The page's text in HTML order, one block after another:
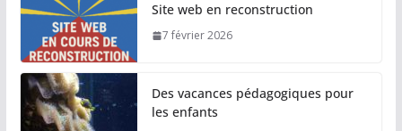
Site web en reconstruction
7 février 2026
Des vacances pédagogiques pour
les enfants